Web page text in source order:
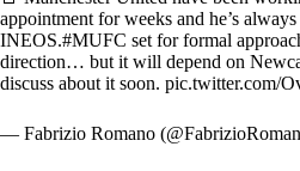
appointment for weeks and he’s
INEOS.#MUFC set for formal
direction… but it will depend on
discuss about it soon. pic.twitter.com/
— Fabrizio Romano